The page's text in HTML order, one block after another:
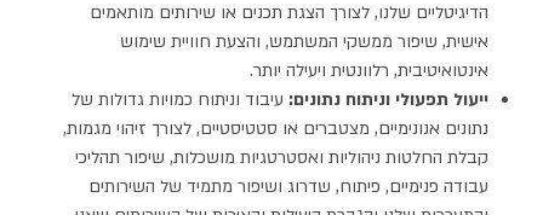
הדיגיטליים שלנו, לצורך הצגת תכנים או שירותים מותאמים
אישית, שיפור ממשקי המשתמש, והצעת חוויית שימוש
אינטואיטיבית, רלוונטית ויעילה יותר.
ייעול תפעולי וניתוח נתונים: עיבוד וניתוח כמויות גדולות של
נתונים אנונימיים, מצטברים או סטטיסטיים, לצורך זיהוי מגמות,
קבלת החלטות ניהוליות ואסטרטגיות מושכלות, שיפור תהליכי
עבודה פנימיים, פיתוח, שדרוג ושיפור מתמיד של השירותים